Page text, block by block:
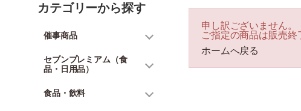
カテゴリーから探す
催事商品
セブンプレミアム（食
品・日用品）
食品・飲料
申し訳ございません。
ご指定の商品は販売終
ホームへ戻る